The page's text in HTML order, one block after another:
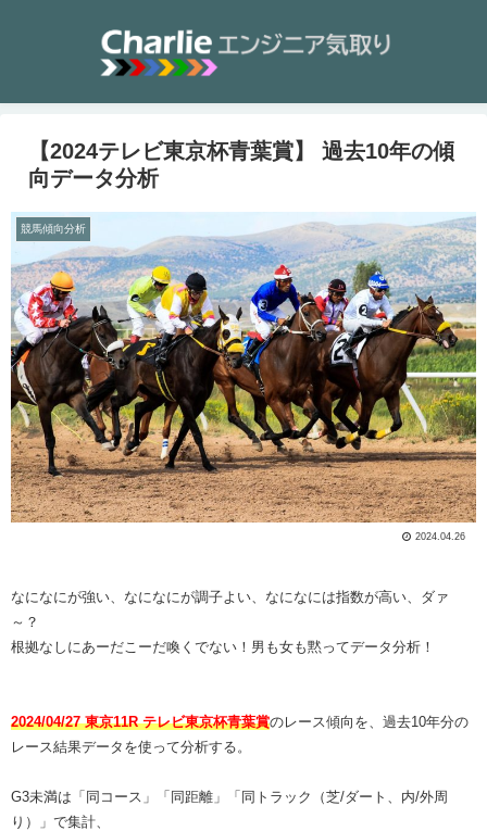
【2024テレビ東京杯青葉賞】 過去10年の傾
向データ分析
競馬傾向分析
2024.04.26
なになにが強い、なになにが調子よい、なになには指数が高い、ダァ
～？
根拠なしにあーだこーだ喚くでない！男も女も黙ってデータ分析！
2024/04/27 東京11R テレビ東京杯青葉賞のレース傾向を、過去10年分の
レース結果データを使って分析する。
G3未満は「同コース」「同距離」「同トラック（芝/ダート、内/外周
り）」で集計、